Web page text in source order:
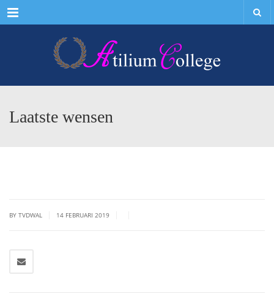
Menu
Laatste wensen
BY TVDWAL 14 FEBRUARI 2019